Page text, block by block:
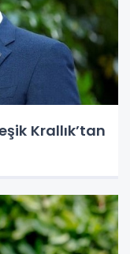
Krallık’tan